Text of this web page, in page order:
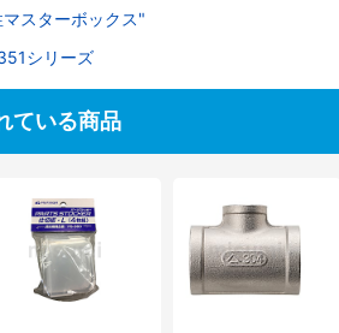
スターボックス"
シリーズ
ている商品